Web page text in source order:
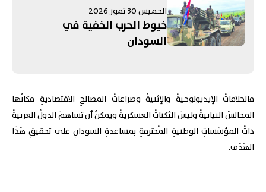
الخميس 30 تموز 2026
خيوط الحرب الخفية في
السودان
فالخلافاتُ الإيديولوجيةُ والإثنيةُ وصراعاتُ المصالحِ الاقتصاديةِ مكانُها
المجالسُ النيابيةُ وليسَ الثكناتُ العسكريةُ ويمكنُ أن تساهمَ الدولُ العربيةُ
ذاتُ المؤسّساتِ الوطنيةِ المُحترفةِ بمساعدةِ السودانِ على تحقيقِ هَذَا
الهَدَف.